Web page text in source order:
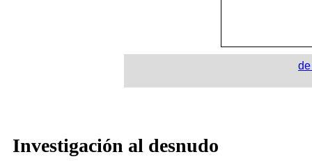
Investigación al desnudo